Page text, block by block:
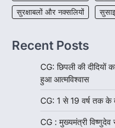
सुरक्षाबलों और नक्सलियों
Recent Posts
CG: छिपली की
हुआ आत्मविश्वास
CG: 1 से 19 वर्ष तक के
CG : मुख्यमंत्री